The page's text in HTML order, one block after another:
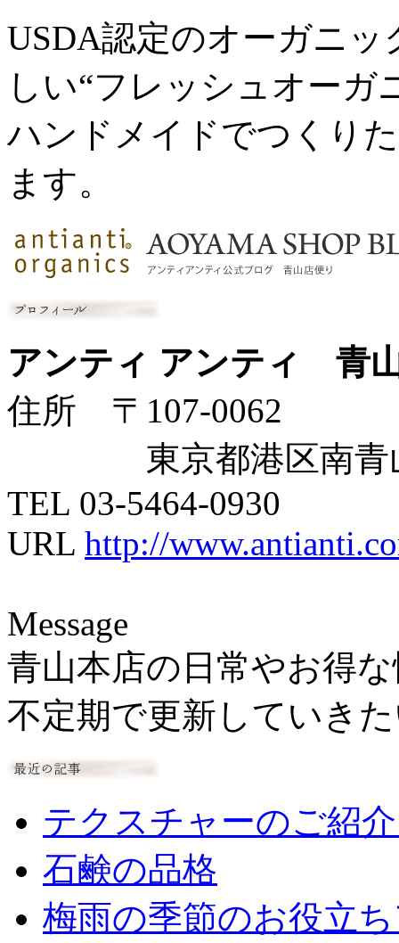
USDA認定のオーガニ
しい“フレッシュオーガ
ハンドメイドでつくり
ます。
アンティ アンティ 青
住所 〒107-0062
東京都港区南青山
TEL 03-5464-0930
URL http://
Message
青山本店の日常やお得
不定期で更新していき
テクスチャーのご紹
石鹸の品格
梅雨の季節のお役立